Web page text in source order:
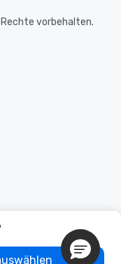
vorbehalten.